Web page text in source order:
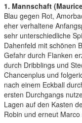
1. Mannschaft
Blau gegen Rot,
eher verhaltene
sehr unterschiedliche
Dahenfeld mit schönen
Gefahr durch Flanken
durch Dribblings und
Chancenplus und
nach einem Eckball
ersten Durchgangs
Lagen auf den Kasten
Robin und erneut